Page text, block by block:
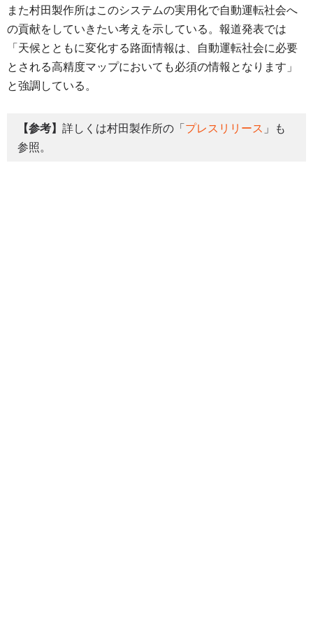
また村田製作所はこのシステムの実用化で自動運転社会へ
の貢献をしていきたい考えを示している。報道発表では
「天候とともに変化する路面情報は、自動運転社会に必要
とされる高精度マップにおいても必須の情報となります」
と強調している。
【参考】 詳しくは村田製作所の「 プレスリリース 」も
参照。